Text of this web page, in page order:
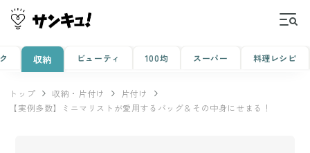
収納 ビューティ 100均 スーパー 料理レシピ
トップ 収納・片付け
片付け
【実例多数】ミニマリストが愛用するバッグ＆その中身にせまる！